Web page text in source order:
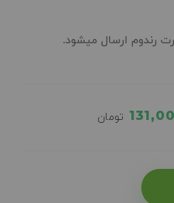
رندوم ارسال میشود.
تومان